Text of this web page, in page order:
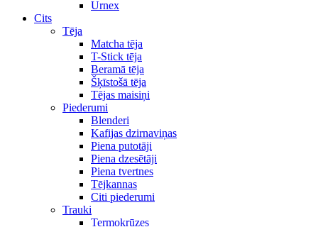
Urnex
Cits
Tēja
Matcha tēja
T-Stick tēja
Beramā tēja
Šķīstošā tēja
Tējas maisiņi
Piederumi
Blenderi
Kafijas dzirnaviņas
Piena putotāji
Piena dzesētāji
Piena tvertnes
Tējkannas
Citi piederumi
Trauki
Termokrūzes